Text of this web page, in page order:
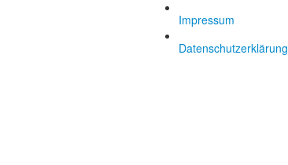
Impressum
Datenschutzerklärung